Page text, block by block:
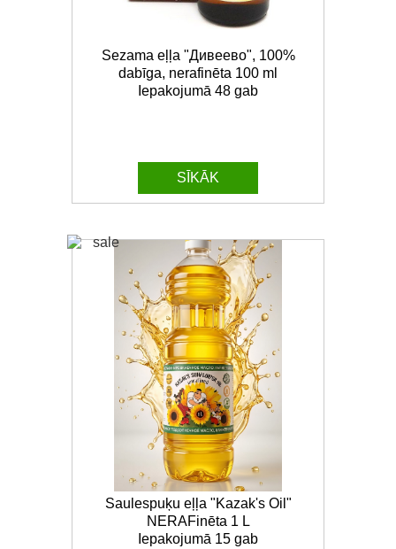
Sezama eļļa "Дивеево", 100%
dabīga, nerafinēta 100 ml
Iepakojumā 48 gab
SĪKĀK
Saulespuķu eļļa "Kazak's Oil"
NERAFinēta 1 L
Iepakojumā 15 gab